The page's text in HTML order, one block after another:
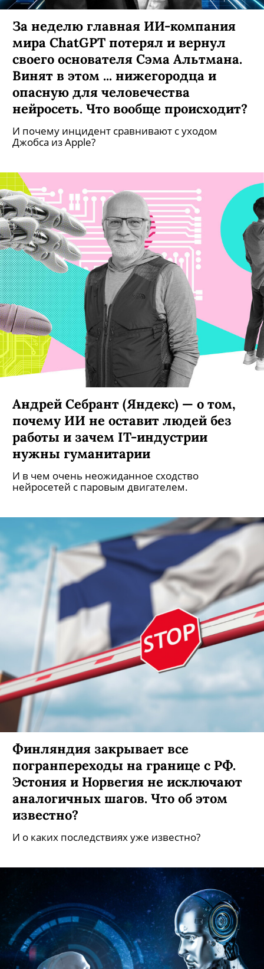
За неделю главная ИИ-компания
мира ChatGPT потерял и вернул
своего основателя Сэма Альтмана.
Винят в этом ... нижегородца и
опасную для человечества
нейросеть. Что вообще происходит?
И почему инцидент сравнивают с уходом
Джобса из Apple?
Андрей Себрант (Яндекс) — о том,
почему ИИ не оставит людей без
работы и зачем IT-индустрии
нужны гуманитарии
И в чем очень неожиданное сходство
нейросетей с паровым двигателем.
Финляндия закрывает все
погранпереходы на границе с РФ.
Эстония и Норвегия не исключают
аналогичных шагов. Что об этом
известно?
И о каких последствиях уже известно?